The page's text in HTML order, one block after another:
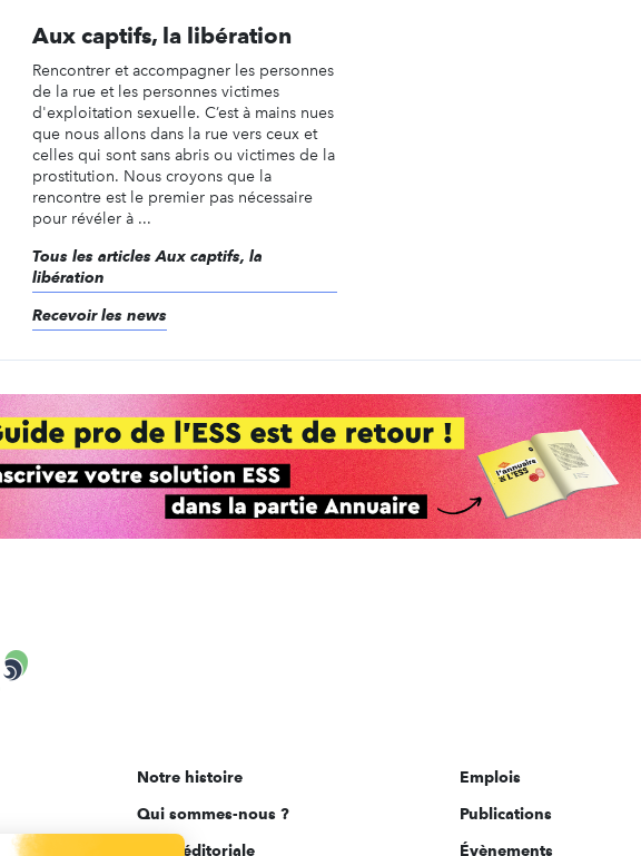
Aux captifs, la libération
Rencontrer et accompagner les personnes
de la rue et les personnes victimes
d'exploitation sexuelle. C’est à mains nues
que nous allons dans la rue vers ceux et
celles qui sont sans abris ou victimes de la
prostitution. Nous croyons que la
rencontre est le premier pas nécessaire
pour révéler à ...
Tous les articles Aux captifs, la
libération
Recevoir les news
Notre histoire
Qui sommes-nous ?
Ligne éditoriale
Emplois
Publications
Évènements